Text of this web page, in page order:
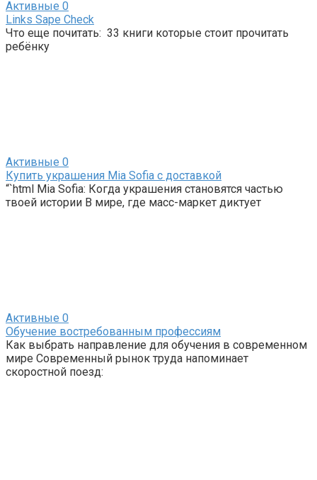
Активные 0
Links Sape Check
Что еще почитать: 33 книги которые стоит прочитать
ребёнку
Активные 0
Купить украшения Mia Sofia с доставкой
“`html Mia Sofia: Когда украшения становятся частью
твоей истории В мире, где масс-маркет диктует
Активные 0
Обучение востребованным профессиям
Как выбрать направление для обучения в современном
мире Современный рынок труда напоминает
скоростной поезд: